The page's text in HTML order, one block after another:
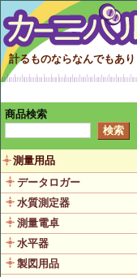
計るものならなんでもあり
商品検索
測量用品
データロガー
水質測定器
測量電卓
水平器
製図用品